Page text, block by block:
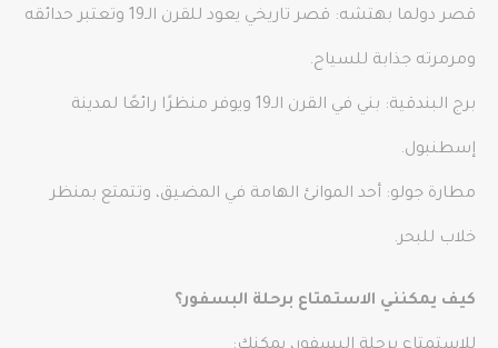
قصر دولما بهتشه: قصر تاريخي يعود للقرن الـ19 وتعتبر حدائقه
ومرمرته جذابة للسياح.
برج البندقية: بني في القرن الـ19 ويوفر منظرًا رائعًا لمدينة
إسطنبول.
مطارة جولو: أحد الموانئ الهامة في المضيق، وتتمتع بمنظر
خلاب للبحر.
كيف يمكنني الاستمتاع برحلة البسفور؟